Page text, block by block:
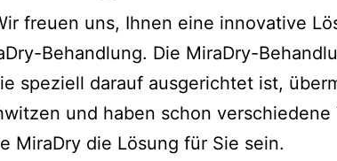
freuen uns, Ihnen eine innovative
Behandlung. Die MiraDry-
speziell darauf ausgerichtet ist,
und haben schon
MiraDry die Lösung für Sie sein.